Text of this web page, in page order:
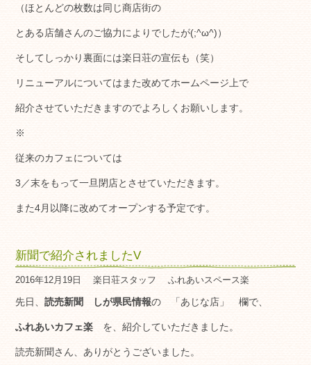
（ほとんどの枚数は同じ商店街の
とある店舗さんのご協力によりでしたが(;^ω^)）
そしてしっかり裏面には楽日荘の宣伝も（笑）
リニューアルについてはまた改めてホームページ上で
紹介させていただきますのでよろしくお願いします。
※
従来のカフェについては
3／末をもって一旦閉店とさせていただきます。
また4月以降に改めてオープンする予定です。
新聞で紹介されましたV
2016年12月19日 楽日荘スタッフ ふれあいスペース楽
先日、読売新聞 しが県民情報の 「あじな店」 欄で、
ふれあいカフェ楽 を、紹介していただきました。
読売新聞さん、ありがとうございました。